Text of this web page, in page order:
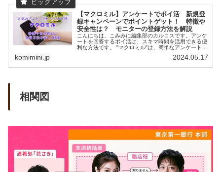
国からの補助の有り無しなどで変化します。新電力事
業者とプランの決定は自己責任でしっかり内容を確認
してください。
【マクロミル】アンケートでポイ活 新規登
録キャンペーンでポイントゲット！ 特徴や
安全性は？ モニターの登録方法を解説
こんにちは、こみみに編集部のカルロスです。アンケ
ートを回答するポイ活は、スキマ時間を活用できる便
利な方法です。 "マクロミル"は、簡単なアンケートに
komimini.jp 2024.05.17
相関図